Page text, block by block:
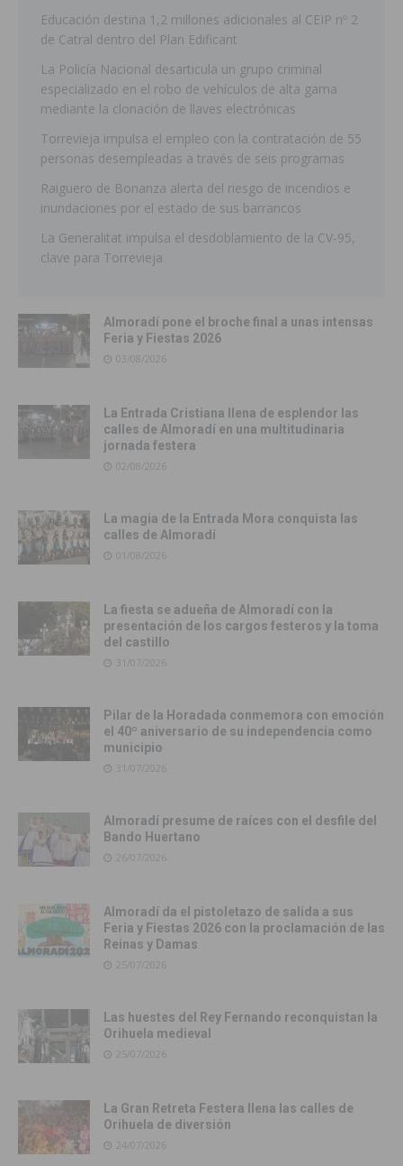
Educación destina 1,2 millones adicionales al CEIP nº 2
de Catral dentro del Plan Edificant
La Policía Nacional desarticula un grupo criminal
especializado en el robo de vehículos de alta gama
mediante la clonación de llaves electrónicas
Torrevieja impulsa el empleo con la contratación de 55
personas desempleadas a través de seis programas
Raiguero de Bonanza alerta del riesgo de incendios e
inundaciones por el estado de sus barrancos
La Generalitat impulsa el desdoblamiento de la CV-95,
clave para Torrevieja
Almoradí pone el broche final a unas intensas
Feria y Fiestas 2026
03/08/2026
La Entrada Cristiana llena de esplendor las
calles de Almoradí en una multitudinaria
jornada festera
02/08/2026
La magia de la Entrada Mora conquista las
calles de Almoradí
01/08/2026
La fiesta se adueña de Almoradí con la
presentación de los cargos festeros y la toma
del castillo
31/07/2026
Pilar de la Horadada conmemora con emoción
el 40º aniversario de su independencia como
municipio
31/07/2026
Almoradí presume de raíces con el desfile del
Bando Huertano
26/07/2026
Almoradí da el pistoletazo de salida a sus
Feria y Fiestas 2026 con la proclamación de las
Reinas y Damas
25/07/2026
Las huestes del Rey Fernando reconquistan la
Orihuela medieval
25/07/2026
La Gran Retreta Festera llena las calles de
Orihuela de diversión
24/07/2026